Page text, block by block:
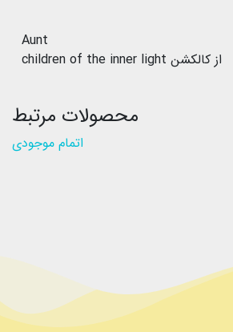
Aunt
از کالکشن children of the inner light
محصولات مرتبط
اتمام موجودی